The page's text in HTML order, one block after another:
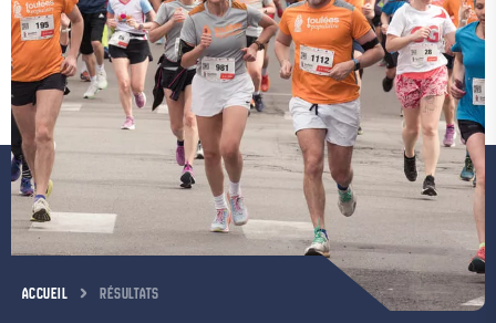
ACCUEIL RÉSULTATS